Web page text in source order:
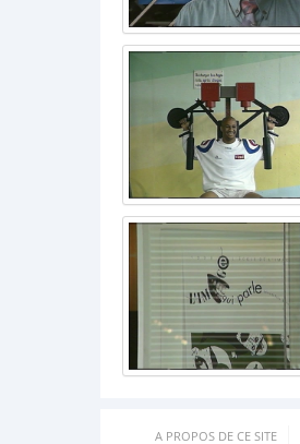
A PROPOS DE CE SITE